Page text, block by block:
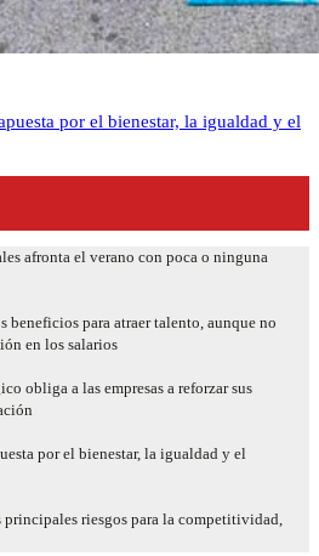
por el bienestar, la igualdad y el
afronta el verano con poca o ninguna
beneficios para atraer talento, aunque no
en los salarios
obliga a las empresas a reforzar sus
por el bienestar, la igualdad y el
principales riesgos para la competitividad,